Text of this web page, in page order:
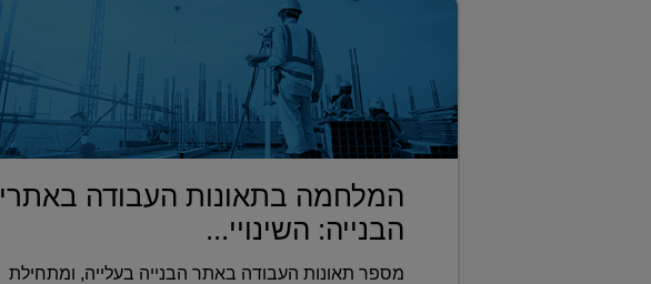
המלחמה בתאונות העבודה באתרי
הבנייה: השינויי...
מספר תאונות העבודה באתר הבנייה בעלייה, ומתחילת